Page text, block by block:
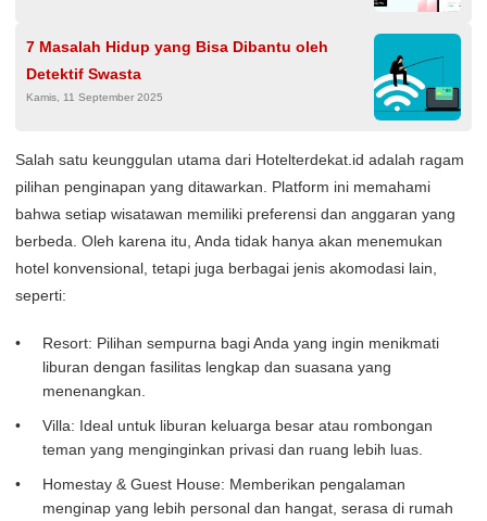
7 Masalah Hidup yang Bisa Dibantu oleh
Detektif Swasta
Kamis, 11 September 2025
Salah satu keunggulan utama dari Hotelterdekat.id adalah ragam
pilihan penginapan yang ditawarkan. Platform ini memahami
bahwa setiap wisatawan memiliki preferensi dan anggaran yang
berbeda. Oleh karena itu, Anda tidak hanya akan menemukan
hotel konvensional, tetapi juga berbagai jenis akomodasi lain,
seperti:
Resort: Pilihan sempurna bagi Anda yang ingin menikmati
liburan dengan fasilitas lengkap dan suasana yang
menenangkan.
Villa: Ideal untuk liburan keluarga besar atau rombongan
teman yang menginginkan privasi dan ruang lebih luas.
Homestay & Guest House: Memberikan pengalaman
menginap yang lebih personal dan hangat, serasa di rumah